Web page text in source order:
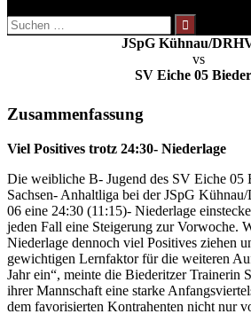
Suchen
nach:
JSpG Kühnau/
vs
SV Eiche 05
Zusammenfassung
Viel Positives trotz 24:30- Niederlage
Die weibliche B- Jugend des SV Eiche 05
Sachsen- Anhaltliga bei der JSpG
06 eine 24:30 (11:15)- Niederlage
jeden Fall eine Steigerung zur Vorwoche.
Niederlage dennoch viel Positives ziehen
gewichtigen Lernfaktor für die weiteren
Jahr ein“, meinte die Biederitzer Trainerin
ihrer Mannschaft eine starke
dem favorisierten Kontrahenten nicht nur